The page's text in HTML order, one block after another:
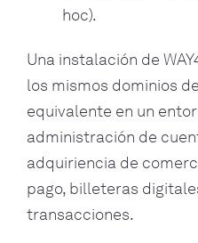
hoc).
Una instalación de
los mismos dominios
equivalente en un
administración de
adquiriencia de
pago, billeteras
transacciones.